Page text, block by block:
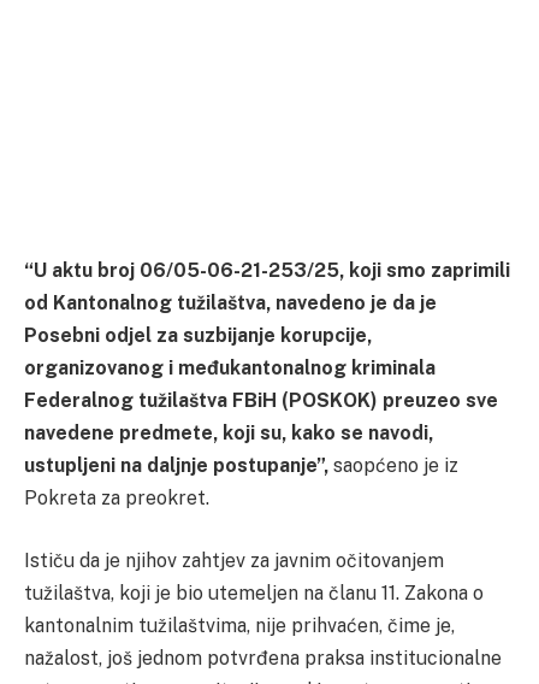
“U aktu broj 06/05-06-21-253/25, koji smo zaprimili
od Kantonalnog tužilaštva, navedeno je da je
Posebni odjel za suzbijanje korupcije,
organizovanog i međukantonalnog kriminala
Federalnog tužilaštva FBiH (POSKOK) preuzeo sve
navedene predmete, koji su, kako se navodi,
ustupljeni na daljnje postupanje”, saopćeno je iz
Pokreta za preokret.
Ističu da je njihov zahtjev za javnim očitovanjem
tužilaštva, koji je bio utemeljen na članu 11. Zakona o
kantonalnim tužilaštvima, nije prihvaćen, čime je,
nažalost, još jednom potvrđena praksa institucionalne